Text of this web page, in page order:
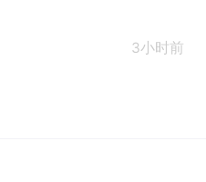
3小时前